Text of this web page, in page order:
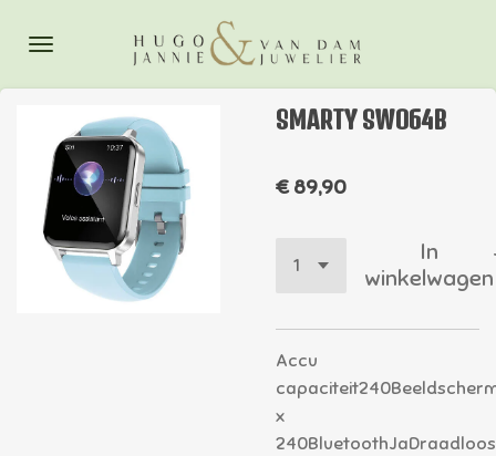
direct
hoofdinhoud
SMARTY SWO64B
€ 89,90
In
winkelwagen
Accu
x
240BluetoothJaDraadloos